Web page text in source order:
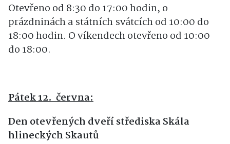
Otevřeno od 8:30 do 17:00 hodin, o
prázdninách a státních svátcích od 10:00 do
18:00 hodin. O víkendech otevřeno od 10:00
do 18:00.
Pátek 12. června:
Den otevřených dveří střediska Skála
hlineckých Skautů